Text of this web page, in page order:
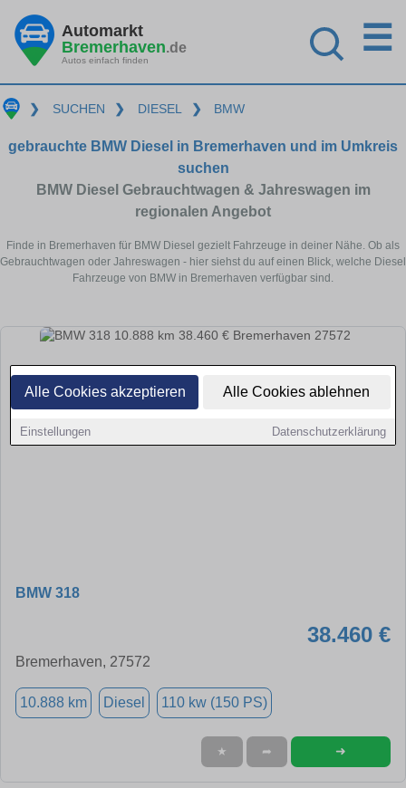
Alle Cookies akzeptieren Alle Cookies ablehnen
Einstellungen Datenschutzerklärung
Automarkt
Bremerhaven.de
Autos einfach finden
☰
❯ SUCHEN ❯ DIESEL ❯ BMW
gebrauchte BMW Diesel in Bremerhaven und im Umkreis
suchen
BMW Diesel Gebrauchtwagen & Jahreswagen im
regionalen Angebot
Finde in Bremerhaven für BMW Diesel gezielt Fahrzeuge in deiner Nähe. Ob als
Gebrauchtwagen oder Jahreswagen - hier siehst du auf einen Blick, welche Diesel
Fahrzeuge von BMW in Bremerhaven verfügbar sind.
BMW 318
38.460 €
Bremerhaven, 27572
10.888 km Diesel 110 kw (150 PS)
★ ➦ ➜